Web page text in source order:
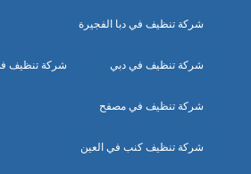
شركة تنظيف في دبا الفجيرة
شركة تنظيف في دبي شركة تنظيف
شركة تنظيف في مصفح
شركة تنظيف كنب في العين